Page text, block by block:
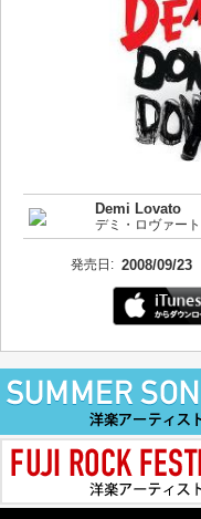
Demi Lovato
デミ・ロヴァート
発売日: 2008/09/23